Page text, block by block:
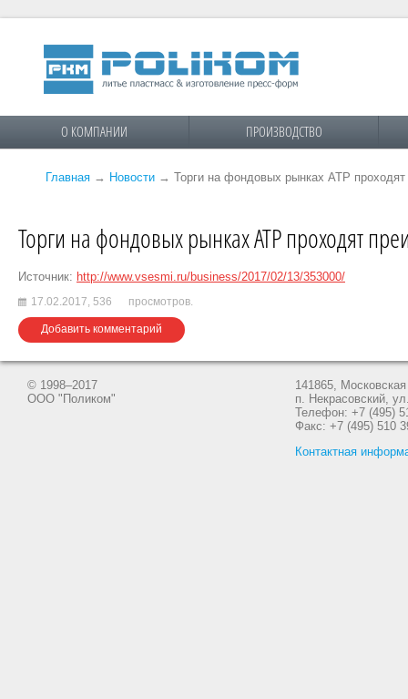
О КОМПАНИИ ПРОИЗВОДСТВО
Главная → Новости → Торги на фондовых рынках АТР
Торги на фондовых рынках АТР проходят
Источник: http://www.vsesmi.ru/business/2017/02/13/353000/
17.02.2017, 536 просмотров.
Добавить комментарий
© 1998–2017
ООО "Поликом"
141865,
п. Некрасовский,
Телефон: +7 (495)
Факс: +7 (495) 510
Контактная